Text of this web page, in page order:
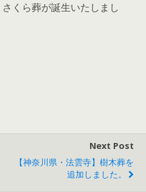
くら葬が誕生いたしまし
Next Post
【神奈川県・法雲寺】樹木葬を
追加しました。